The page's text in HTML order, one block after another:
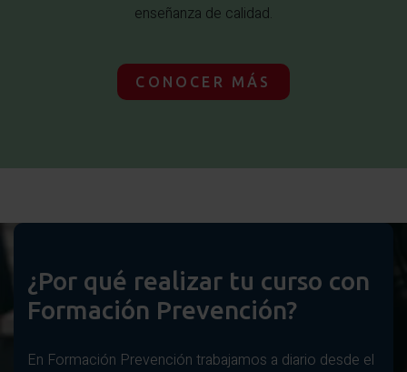
enseñanza de calidad.
CONOCER MÁS
¿Por qué realizar tu curso con
Formación Prevención?
En Formación Prevención trabajamos a diario desde el